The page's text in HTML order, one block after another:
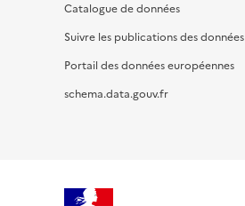
Catalogue de données
Suivre les publications des données
Portail des données européennes
schema.data.gouv.fr